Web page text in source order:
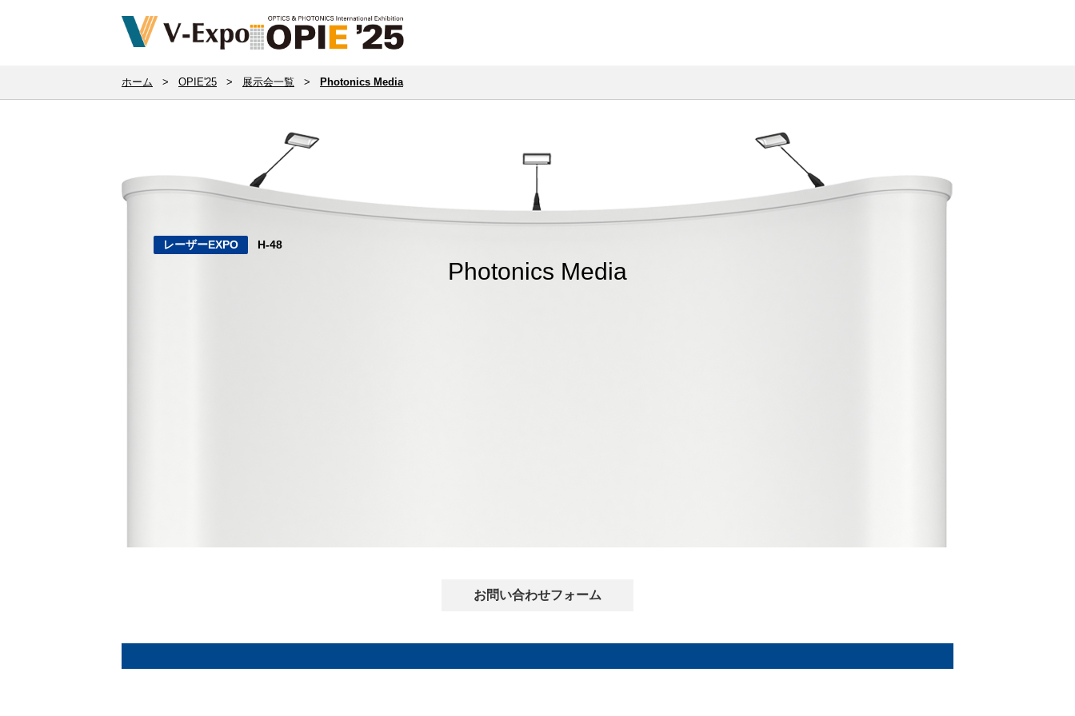
ホーム > OPIE'25 > 展示会一覧 > Photonics Media
レーザーEXPO H-48
Photonics Media
お問い合わせフォーム